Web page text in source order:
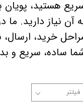
هستید،
آن نیاز دارید. ما
خرید،
ساده، سریع و